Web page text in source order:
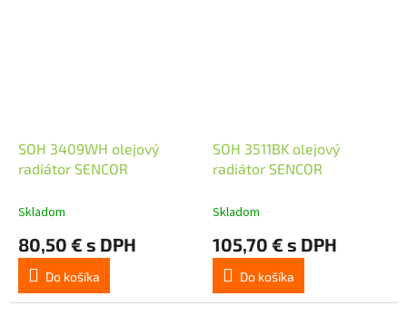
SOH 3409WH olejový
radiátor SENCOR
Skladom
80,50 € s DPH
Do košíka
SOH 3511BK olejový
radiátor SENCOR
Skladom
105,70 € s DPH
Do košíka